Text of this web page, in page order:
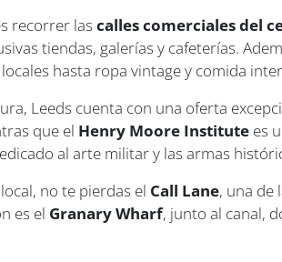
recorrer lascalles comerciales del
tiendas, galerías y cafeterías.
hasta ropa vintage y comida
Leeds cuenta con una oferta
que el Henry Moore Institute es
al arte militar y las armas
no te pierdas el Call Lane, una de
es el Granary Wharf, junto al canal,